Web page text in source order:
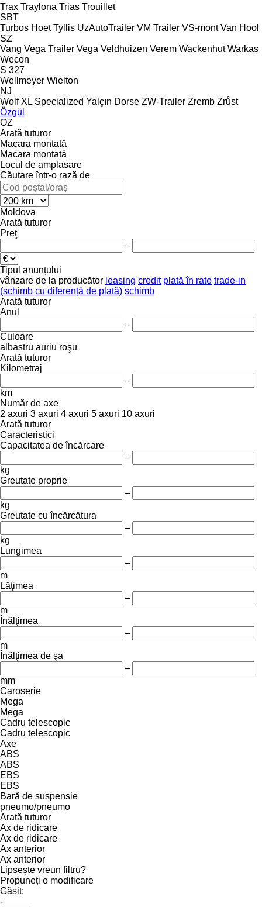
Trax Traylona Trias Trouillet
SBT
Turbos Hoet Tyllis UzAutoTrailer VM Trailer VS-mont Van Hool
SZ
Vang Vega Trailer Vega Veldhuizen Verem Wackenhut Warkas
Wecon
S 327
Wellmeyer Wielton
NJ
Wolf XL Specialized Yalçın Dorse ZW-Trailer Zremb Zrůst
Özgül
OZ
Arată tuturor
Macara montată
Macara montată
Locul de amplasare
Căutare într-o rază de
Moldova
Arată tuturor
Preţ
–
Tipul anunțului
vânzare de la producător leasing credit plată în rate trade-in
(schimb cu diferență de plată) schimb
Arată tuturor
Anul
–
Culoare
albastru auriu roşu
Arată tuturor
Kilometraj
–
km
Număr de axe
2 axuri 3 axuri 4 axuri 5 axuri 10 axuri
Arată tuturor
Caracteristici
Capacitatea de încărcare
–
kg
Greutate proprie
–
kg
Greutate cu încărcătura
–
kg
Lungimea
–
m
Lăţimea
–
m
Înălţimea
–
m
Înălţimea de şa
–
mm
Caroserie
Mega
Mega
Cadru telescopic
Cadru telescopic
Axe
ABS
ABS
EBS
EBS
Bară de suspensie
pneumo/pneumo
Arată tuturor
Ax de ridicare
Ax de ridicare
Ax anterior
Ax anterior
Lipsește vreun filtru?
Propuneți o modificare
Găsit:
-